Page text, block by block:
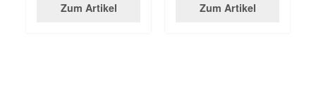
Zum Artikel Zum Artikel